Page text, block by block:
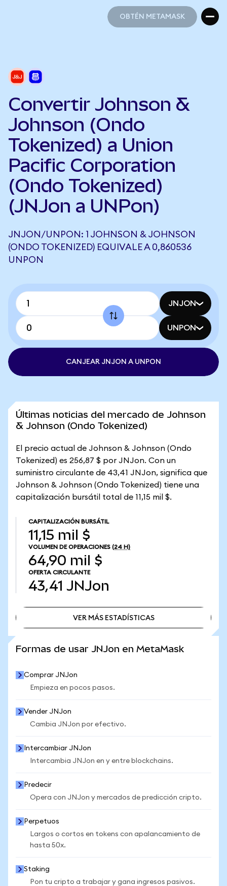
OBTÉN METAMASK
Convertir Johnson &
Johnson (Ondo
Tokenized) a Union
Pacific Corporation
(Ondo Tokenized)
(JNJon a UNPon)
JNJON/UNPON: 1 JOHNSON & JOHNSON
(ONDO TOKENIZED) EQUIVALE A 0,860536
UNPON
JNJON
UNPON
CANJEAR JNJON A UNPON
Últimas noticias del mercado de Johnson
& Johnson (Ondo Tokenized)
El precio actual de Johnson & Johnson (Ondo
Tokenized) es 256,87 $ por JNJon. Con un
suministro circulante de 43,41 JNJon, significa que
Johnson & Johnson (Ondo Tokenized) tiene una
capitalización bursátil total de 11,15 mil $.
CAPITALIZACIÓN BURSÁTIL
11,15 mil $
VOLUMEN DE OPERACIONES (24 H)
64,90 mil $
OFERTA CIRCULANTE
43,41 JNJon
VER MÁS ESTADÍSTICAS
Formas de usar JNJon en MetaMask
Comprar JNJon
Empieza en pocos pasos.
Vender JNJon
Cambia JNJon por efectivo.
Intercambiar JNJon
Intercambia JNJon en y entre blockchains.
Predecir
Opera con JNJon y mercados de predicción cripto.
Perpetuos
Largos o cortos en tokens con apalancamiento de
hasta 50x.
Staking
Pon tu cripto a trabajar y gana ingresos pasivos.